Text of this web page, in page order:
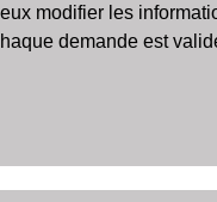
modifier les
demande est